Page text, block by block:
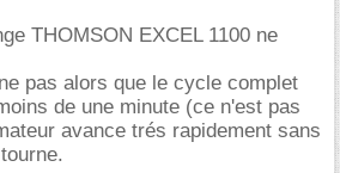
THOMSON EXCEL 1100 ne
pas alors que le cycle complet
de une minute (ce n'est pas
avance trés rapidement sans